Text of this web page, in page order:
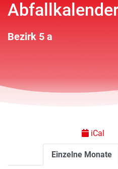
Bezirk 5 a
Einzelne Monate
iCal